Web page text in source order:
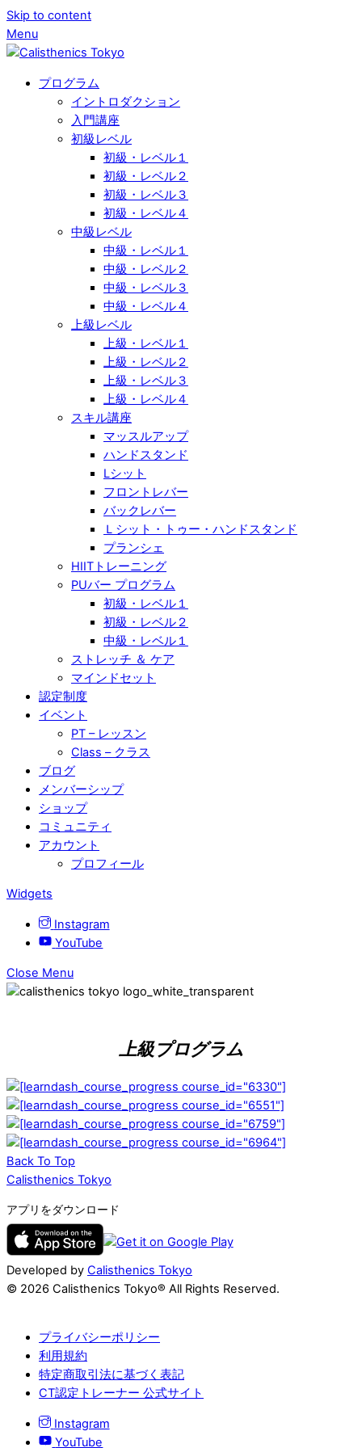
Skip to content
Menu
プログラム
イントロダクション
入門講座
初級レベル
初級・レベル１
初級・レベル２
初級・レベル３
初級・レベル４
中級レベル
中級・レベル１
中級・レベル２
中級・レベル３
中級・レベル４
上級レベル
上級・レベル１
上級・レベル２
上級・レベル３
上級・レベル４
スキル講座
マッスルアップ
ハンドスタンド
Lシット
フロントレバー
バックレバー
Ｌシット・トゥー・ハンドスタンド
プランシェ
HIITトレーニング
PUバー プログラム
初級・レベル１
初級・レベル２
中級・レベル１
ストレッチ ＆ ケア
マインドセット
認定制度
イベント
PT – レッスン
Class – クラス
ブログ
メンバーシップ
ショップ
コミュニティ
アカウント
プロフィール
Widgets
Instagram
YouTube
Close Menu
上級プログラム
Back To Top
Calisthenics Tokyo
アプリをダウンロード
Developed by Calisthenics Tokyo
© 2026 Calisthenics Tokyo® All Rights Reserved.
プライバシーポリシー
利用規約
特定商取引法に基づく表記
CT認定トレーナー 公式サイト
Instagram
YouTube